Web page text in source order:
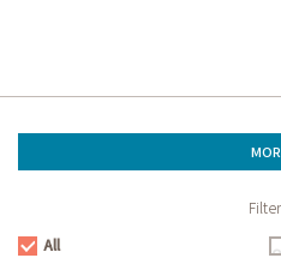
All All